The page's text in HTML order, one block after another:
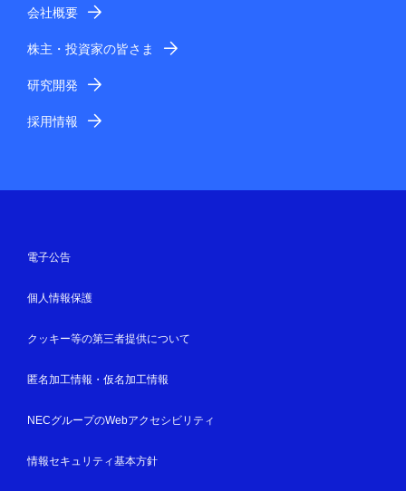
会社概要
株主・投資家の皆さま
研究開発
採用情報
電子公告
個人情報保護
クッキー等の第三者提供について
匿名加工情報・仮名加工情報
NECグループのWebアクセシビリティ
情報セキュリティ基本方針